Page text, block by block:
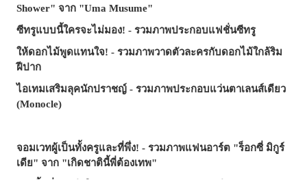
Shower" จาก "Uma Musume"
ซีทรูแบบนี้ใครจะไม่มอง! - รวมภาพประกอบแฟชั่นซีทรู
ให้ดอกไม้พูดแทนใจ! - รวมภาพวาดตัวละครกับดอกไม้ใกล้ริม
ฝีปาก
ไอเทมเสริมลุคนักปราชญ์ - รวมภาพประกอบแว่นตาเลนส์เดียว
(Monocle)
จอมเวทผู้เป็นทั้งครูและที่พึ่ง! - รวมภาพแฟนอาร์ต "ร็อกซี่ มิกูร์
เดีย" จาก "เกิดชาตินี้พี่ต้องเทพ"